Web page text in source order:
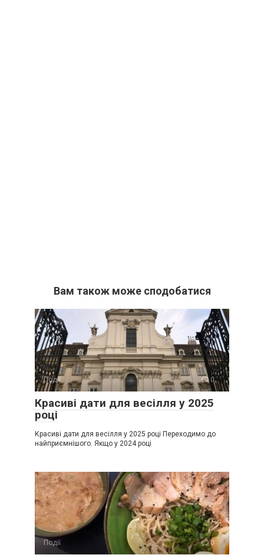
Вам також може сподобатися
Події 0
Красиві дати для весілля у 2025
році
Красиві дати для весілля у 2025 році Переходимо до
найприємнішого. Якщо у 2024 році
Події 0